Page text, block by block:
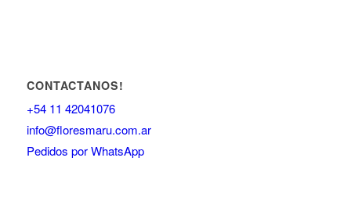
CONTACTANOS!
+54 11 42041076
info@floresmaru.com.ar
Pedidos por WhatsApp